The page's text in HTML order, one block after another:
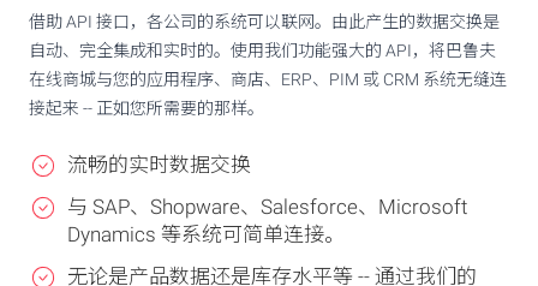
借助 API 接口，各公司的系统可以联网。由此产生的数据交换是
自动、完全集成和实时的。使用我们功能强大的 API，将巴鲁夫
在线商城与您的应用程序、商店、ERP、PIM 或 CRM 系统无缝连
接起来 -- 正如您所需要的那样。
流畅的实时数据交换
与 SAP、Shopware、Salesforce、Microsoft
Dynamics 等系统可简单连接。
无论是产品数据还是库存水平等 -- 通过我们的